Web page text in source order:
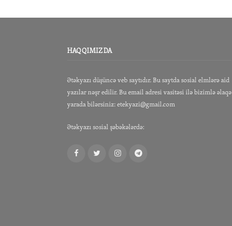
HAQQIMIZDA
Ətəkyazı düşüncə veb saytıdır. Bu saytda sosial elmlərə aid
yazılar nəşr edilir. Bu email adresi vasitəsi ilə bizimlə əlaqə
yarada bilərsiniz: etekyazi@gmail.com
Ətəkyazı sosial şəbəkələrdə:
FacebookTwitterInstagramTelegram